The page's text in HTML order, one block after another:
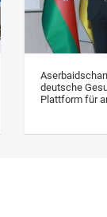
deutsche
Plattform für